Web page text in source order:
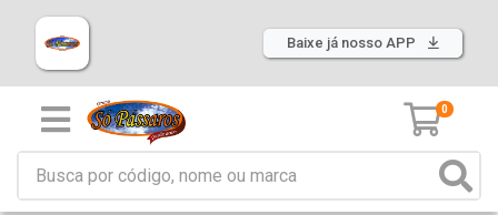
Baixe já nosso APP
0